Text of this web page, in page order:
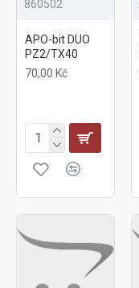
860502
APO-bit DUO
PZ2/TX40
70,00 Kč